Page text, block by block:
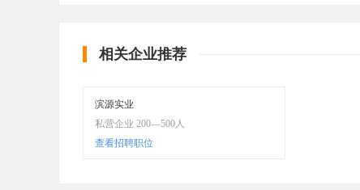
相关企业推荐
滨源实业
私营企业 200—500人
查看招聘职位